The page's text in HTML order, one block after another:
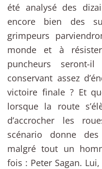
été analysé des
encore bien des
grimpeurs
monde et à
puncheurs
conservant assez
victoire finale ? Et
lorsque la route
d’accrocher les
scénario donne
malgré tout un
fois : Peter Sagan.